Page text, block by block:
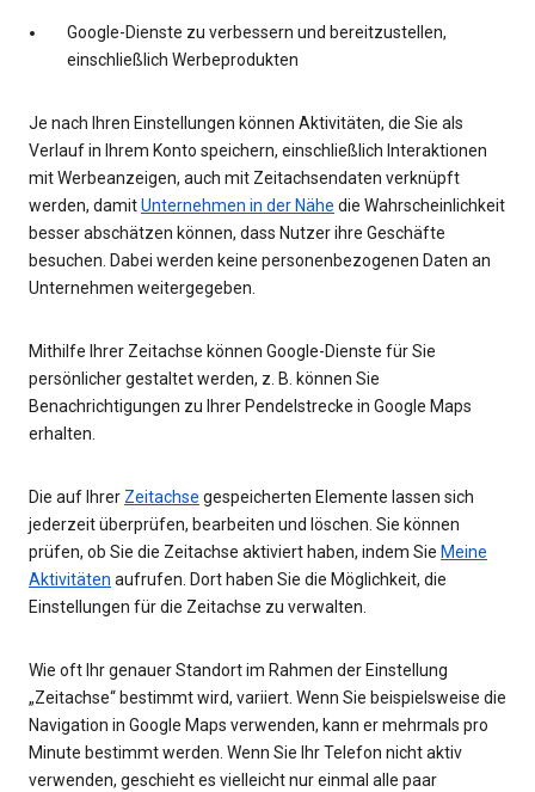
Google-Dienste zu verbessern und bereitzustellen,
einschließlich Werbeprodukten
Je nach Ihren Einstellungen können Aktivitäten, die Sie als
Verlauf in Ihrem Konto speichern, einschließlich Interaktionen
mit Werbeanzeigen, auch mit Zeitachsendaten verknüpft
werden, damitUnternehmen in der Nähe die Wahrscheinlichkeit
besser abschätzen können, dass Nutzer ihre Geschäfte
besuchen. Dabei werden keine personenbezogenen Daten an
Unternehmen weitergegeben.
Mithilfe Ihrer Zeitachse können Google-Dienste für Sie
persönlicher gestaltet werden, z. B. können Sie
Benachrichtigungen zu Ihrer Pendelstrecke in Google Maps
erhalten.
Die auf Ihrer Zeitachse gespeicherten Elemente lassen sich
jederzeit überprüfen, bearbeiten und löschen. Sie können
prüfen, ob Sie die Zeitachse aktiviert haben, indem Sie Meine
Aktivitäten aufrufen. Dort haben Sie die Möglichkeit, die
Einstellungen für die Zeitachse zu verwalten.
Wie oft Ihr genauer Standort im Rahmen der Einstellung
„Zeitachse“ bestimmt wird, variiert. Wenn Sie beispielsweise die
Navigation in Google Maps verwenden, kann er mehrmals pro
Minute bestimmt werden. Wenn Sie Ihr Telefon nicht aktiv
verwenden, geschieht es vielleicht nur einmal alle paar